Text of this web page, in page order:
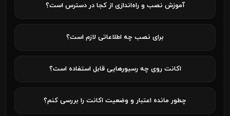
آموزش نصب و راه‌اندازی از کجا در دسترس است؟
برای نصب چه اطلاعاتی لازم است؟
اکانت روی چه رسیورهایی قابل استفاده است؟
چطور مانده اعتبار و وضعیت اکانت را بررسی کنم؟